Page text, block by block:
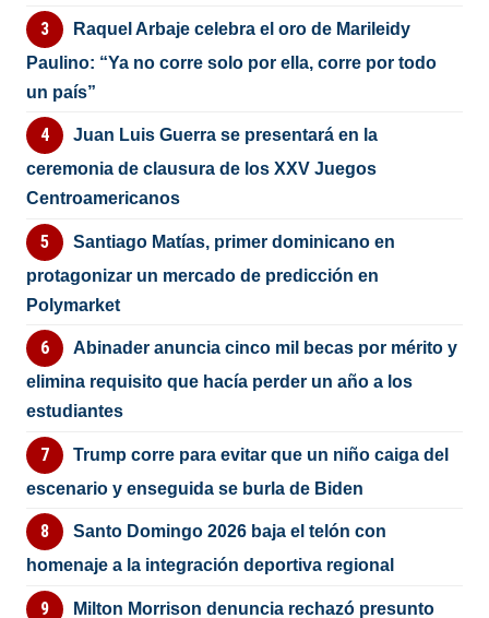
Raquel Arbaje celebra el oro de Marileidy
Paulino: “Ya no corre solo por ella, corre por todo
un país”
Juan Luis Guerra se presentará en la
ceremonia de clausura de los XXV Juegos
Centroamericanos
Santiago Matías, primer dominicano en
protagonizar un mercado de predicción en
Polymarket
Abinader anuncia cinco mil becas por mérito y
elimina requisito que hacía perder un año a los
estudiantes
Trump corre para evitar que un niño caiga del
escenario y enseguida se burla de Biden
Santo Domingo 2026 baja el telón con
homenaje a la integración deportiva regional
Milton Morrison denuncia rechazó presunto